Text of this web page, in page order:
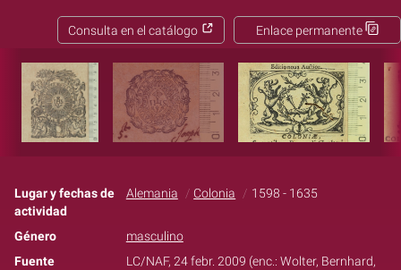
Enlace permanente
Consulta en el catálogo
Lugar y fechas de
actividad
Alemania Colonia 1598 - 1635
Género
masculino
Fuente
LC/NAF, 24 febr. 2009 (enc.: Wolter, Bernhard,